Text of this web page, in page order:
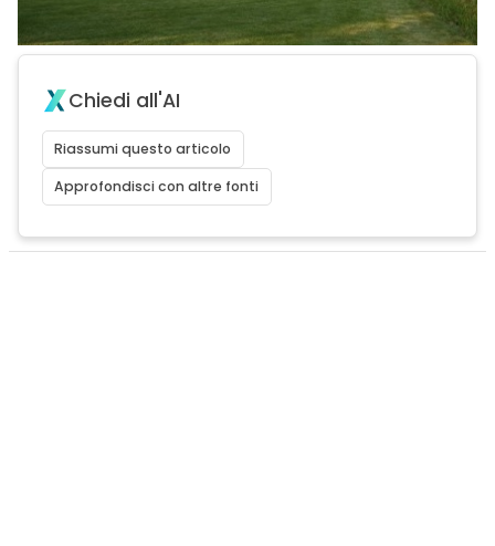
Chiedi all'AI
Riassumi questo articolo
Approfondisci con altre fonti